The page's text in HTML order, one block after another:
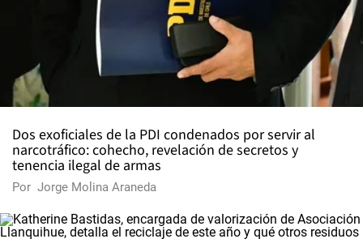
Dos exoficiales de la PDI condenados por servir al
narcotráfico: cohecho, revelación de secretos y
tenencia ilegal de armas
Por Jorge Molina Araneda